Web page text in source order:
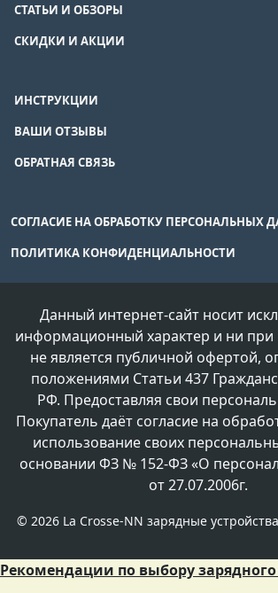
СТАТЬИ И ОБЗОРЫ
СКИДКИ И АКЦИИ
ИНСТРУКЦИИ
ВАШИ ОТЗЫВЫ
ОБРАТНАЯ СВЯЗЬ
СОГЛАСИЕ НА ОБРАБОТКУ ПЕРСОНАЛЬНЫХ
ПОЛИТИКА КОНФИДЕНЦИАЛЬНОСТИ
Данный интернет-сайт носит
информационный характер и ни при
не является публичной офертой,
положениями Статьи 437
РФ. Предоставляя свои
Покупатель даёт согласие на
использование своих
основании ФЗ № 152-ФЗ «О
от 27.07.2006г.
© 2026 La Crosse-NN зарядные
Рекомендации по выбору зарядного